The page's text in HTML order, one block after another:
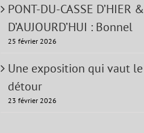
PONT-DU-CASSE D’HIER &
D’AUJOURD’HUI : Bonnel
25 février 2026
Une exposition qui vaut le
détour
23 février 2026